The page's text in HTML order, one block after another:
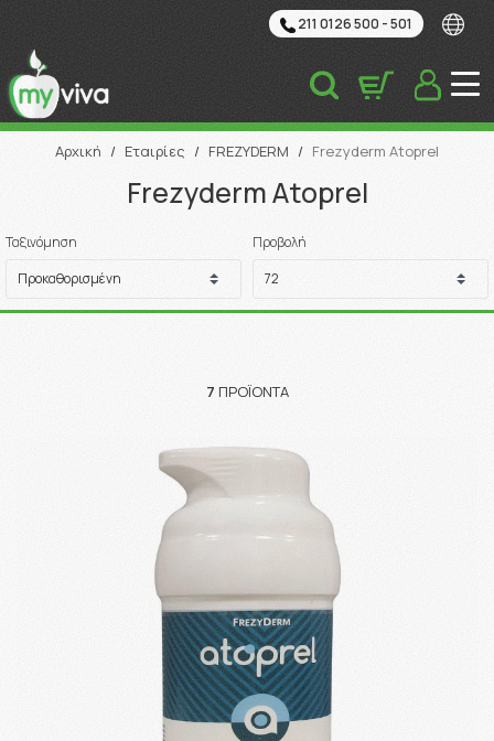
211 0126 500 - 501
Αναζήτηση
Αρχική / Εταιρίες / FREZYDERM / Frezyderm Atoprel
Frezyderm Atoprel
Ταξινόμηση Προβολή
7 ΠΡΟΪΌΝΤΑ